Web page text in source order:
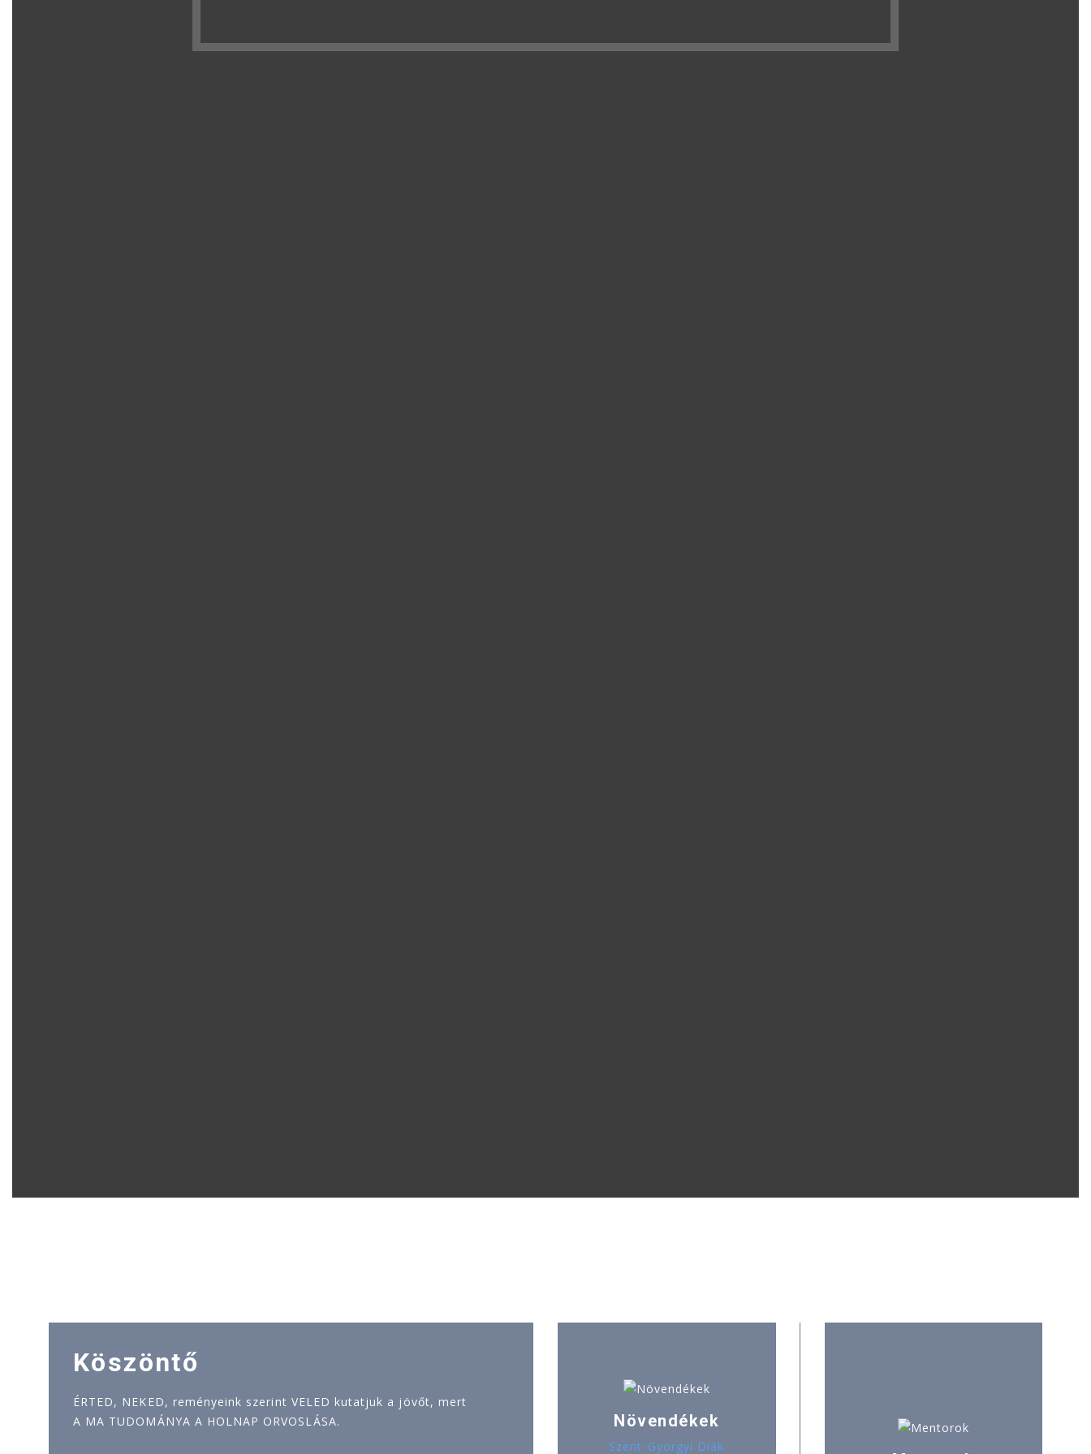
Köszöntő
ÉRTED, NEKED, reményeink szerint VELED kutatjuk a jövőt, mert
A MA TUDOMÁNYA A HOLNAP ORVOSLÁSA.
Növendékek
Szent-Györgyi Diák